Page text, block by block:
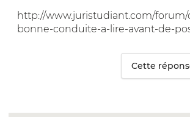
http://www.juristudiant.com/
bonne-conduite-a-lire-avant-de-
Cette